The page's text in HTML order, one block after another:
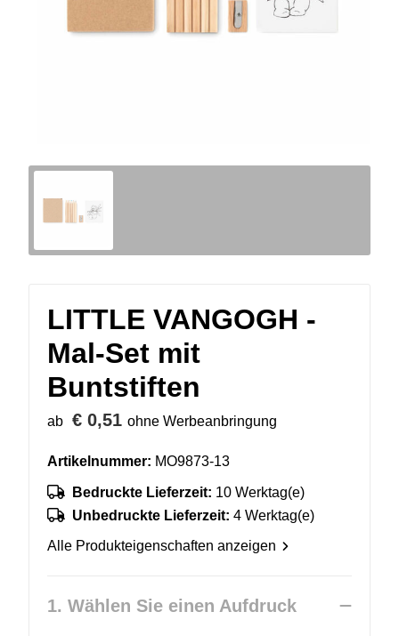
LITTLE VANGOGH -
Mal-Set mit
Buntstiften
ab € 0,51 ohne Werbeanbringung
Artikelnummer: MO9873-13
Bedruckte Lieferzeit: 10 Werktag(e)
Unbedruckte Lieferzeit: 4 Werktag(e)
Alle Produkteigenschaften anzeigen
1. Wählen Sie einen Aufdruck